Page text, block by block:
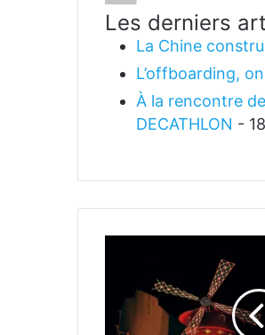
Les derniers
La Chine
L’offboarding,
À la rencontre
DECATHLON -